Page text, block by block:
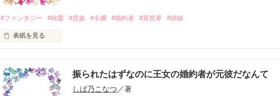
#ファンタジー #純愛 #貴族 #令嬢 #婚約者 #異世界 #姉妹
表紙を見る
婚約者のロナウド・シモンズと近い将来、夫婦になる幸せを得るはずだったのに。 まさ
ずっと眠り続ける事になるなんて。
振られたはずなのに王女の婚約者が元彼だなんて
しば乃こなつ ／著